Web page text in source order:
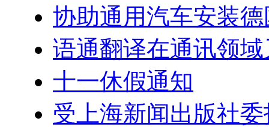
协助通用汽车安装
语通翻译在通讯领
十一休假通知
受上海新闻出版社